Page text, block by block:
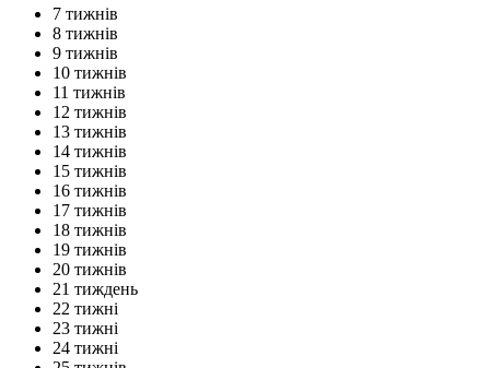
7 тижнів
8 тижнів
9 тижнів
10 тижнів
11 тижнів
12 тижнів
13 тижнів
14 тижнів
15 тижнів
16 тижнів
17 тижнів
18 тижнів
19 тижнів
20 тижнів
21 тиждень
22 тижні
23 тижні
24 тижні